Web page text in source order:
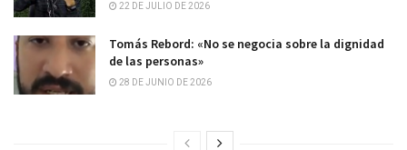
22 DE JULIO DE 2026
Tomás Rebord: «No se negocia sobre la dignidad
de las personas»
28 DE JUNIO DE 2026